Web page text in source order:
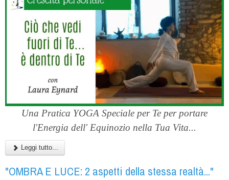
Una Pratica YOGA Speciale per Te per portare
l'Energia dell' Equinozio nella Tua Vita...
Leggi tutto...
"OMBRA E LUCE: 2 aspetti della stessa realtà..."